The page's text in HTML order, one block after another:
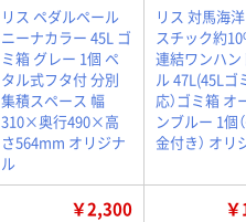
リス ペダルペール
ニーナカラー 45L ゴ
ミ箱 グレー 1個 ペ
タル式フタ付 分別
集積スペース 幅
310×奥行490×高
さ564mm オリジナ
ル
リス 対馬海
スチック約
連結ワンハン
ル 47L(45Lゴ
応）ゴミ箱 オ
ンブルー 1個
金付き） オリ
￥2,300